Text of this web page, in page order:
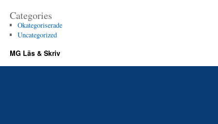
Categories
Okategoriserade
Uncategorized
MG Läs & Skriv